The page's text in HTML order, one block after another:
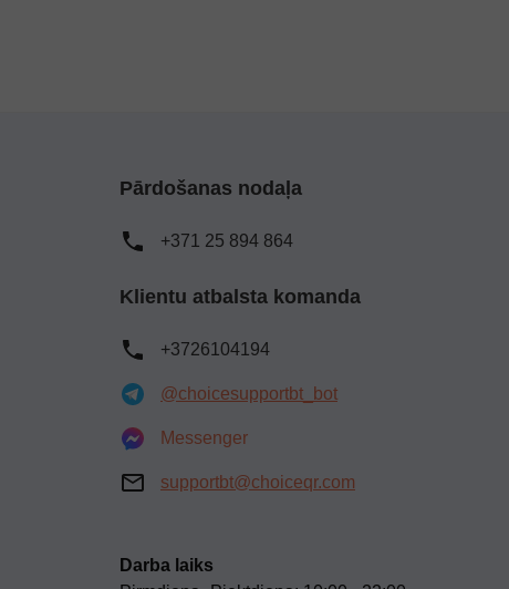
Pārdošanas nodaļa
+371 25 894 864
Klientu atbalsta komanda
+3726104194
@choicesupportbt_bot
Messenger
supportbt@choiceqr.com
Darba laiks